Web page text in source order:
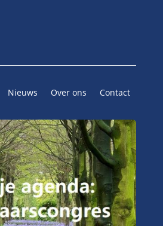
Nieuws Over ons Contact